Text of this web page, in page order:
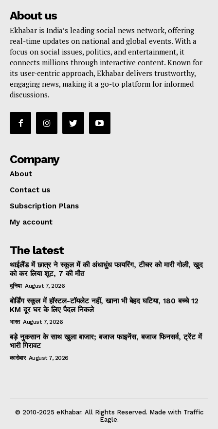
About us
Ekhabar is India’s leading social news network, offering
real-time updates on national and global events. With a
focus on social issues, politics, and entertainment, it
connects millions through interactive content. Known for
its user-centric approach, Ekhabar delivers trustworthy,
engaging news, making it a go-to platform for informed
discussions.
Company
About
Contact us
Subscription Plans
My account
The latest
थाईलैंड में छात्र ने स्कूल में की अंधाधुंध फायरिंग, टीचर को मारी गोली, खुद
को कर लिया शूट, 7 की मौत
दुनिया August 7, 2026
बोर्डिंग स्कूल में हॉस्टल-टॉयलेट नहीं, खाना भी बेहद घटिया, 180 बच्चे 12
KM दूर घर के लिए पैदल निकले
भारत August 7, 2026
बड़े नुकसान के साथ खुला बाजार; बजाज फाइनेंस, बजाज फिनसर्व, ट्रेंट में
भारी गिरावट
कारोबार August 7, 2026
© 2010-2025 eKhabar. All Rights Reserved. Made with Traffic
Eagle.